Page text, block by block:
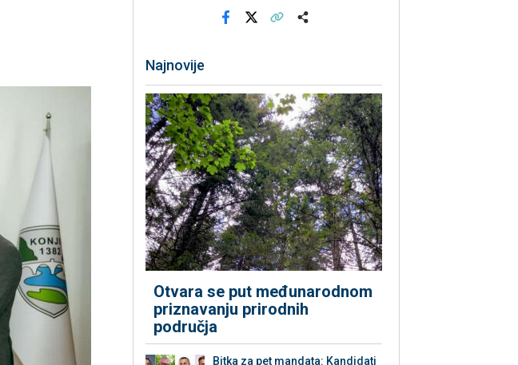
Najnovije
Otvara se put međunarodnom
priznavanju prirodnih
područja
Bitka za pet mandata: Kandidati